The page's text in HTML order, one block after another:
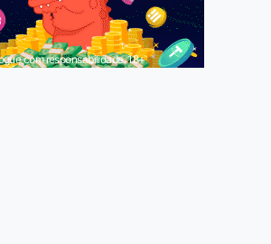
com responsabilidade. 18+